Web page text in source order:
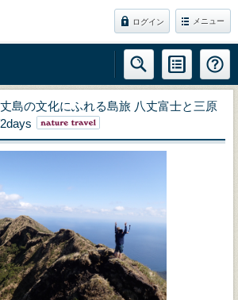
ログイン メニュー
島の文化にふれる島旅 八丈富士と三原